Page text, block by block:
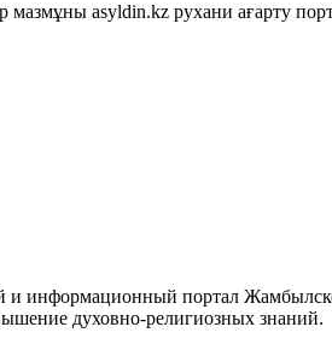
asyldin.kz рухани ағарту
и информационный портал
духовно-религиозных знаний.